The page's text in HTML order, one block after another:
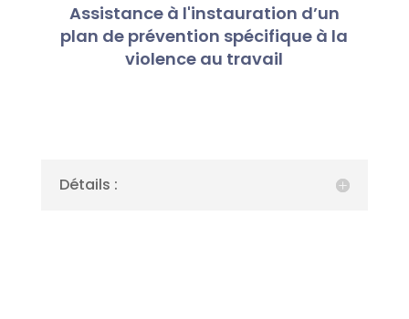
Assistance à l'instauration d’un
plan de prévention spécifique à la
violence au travail
Détails :